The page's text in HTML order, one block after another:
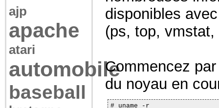
ajp
apache
atari
automobile
baseball
disponibles
(ps, top,
Commencez
du noyau en
# uname -r